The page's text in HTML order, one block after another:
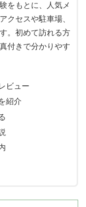
をもとに、人気メ
クセスや駐車場、
。初めて訪れる方
付きで分かりやす
ビュー
紹介